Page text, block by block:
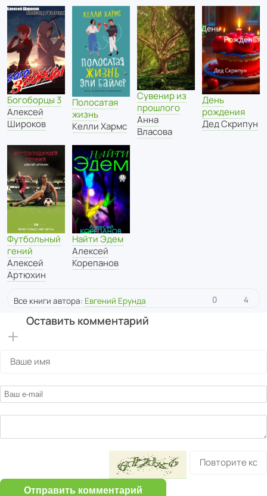
Богоборцы 3
Алексей
Широков
Полосатая
жизнь
Келли Хармс
Сувенир из
прошлого
Анна
Власова
День
рождения
Дед Скрипун
Футбольный
гений
Алексей
Артюхин
Найти Эдем
Алексей
Корепанов
Все книги автора: Евгений Ерунда 0 4
Оставить комментарий
Отправить комментарий